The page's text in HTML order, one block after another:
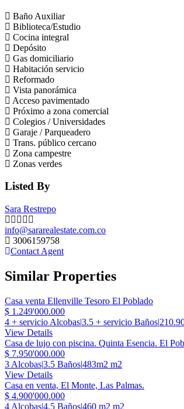
Baño Auxiliar
Biblioteca/Estudio
Cocina integral
Depósito
Gas domiciliario
Habitación servicio
Reformado
Vista panorámica
Acceso pavimentado
Próximo a zona comercial
Colegios / Universidades
Garaje / Parqueadero
Trans. público cercano
Zona campestre
Zonas verdes
Listed By
Sara Restrepo
info@sararealestate.com.co
3006159758
Contact Agent
Similar Properties
Casa venta Ellenville Tesoro El Poblado
$ 1.249'000.000
4 + servicio Alcobas|3.5 + servicio Baños|
View Details
Casa de lujo con piscina. Quinta Esencia. El
$ 7.950'000.000
3 Alcobas|3.5 Baños|483m2 m2
View Details
Casa en venta, El Monte, Las Palmas.
$ 4.900'000.000
4 Alcobas|4.5 Baños|460 m2 m2